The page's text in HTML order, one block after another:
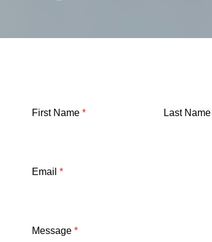
First Name * Last Name
Email *
Message *